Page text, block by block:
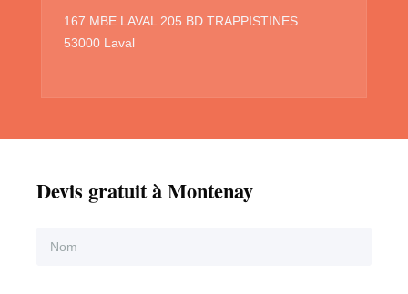
167 MBE LAVAL 205 BD TRAPPISTINES
53000 Laval
Devis gratuit à Montenay